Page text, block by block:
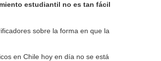
estudiantil no es tan fácil
sobre la forma en que la
en Chile hoy en día no se está